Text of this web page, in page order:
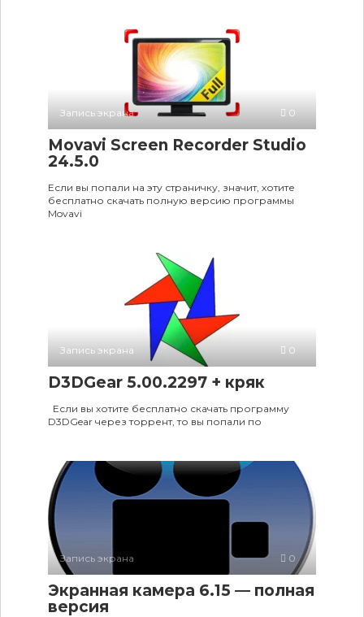
Запись экрана 0
Movavi Screen Recorder Studio
24.5.0
Если вы попали на эту страничку, значит, хотите
бесплатно скачать полную версию программы
Movavi
Запись экрана 0
D3DGear 5.00.2297 + кряк
Если вы хотите бесплатно скачать программу
D3DGear через торрент, то вы попали по
Запись экрана 0
Экранная камера 6.15 — полная
версия